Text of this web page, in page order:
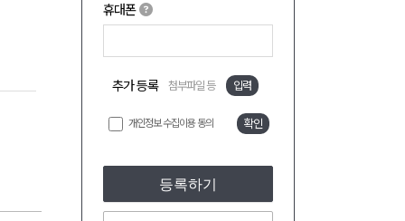
휴대폰
추가 등록 첨부파일 등 입력
개인정보 수집이용 동의 확인
등록하기